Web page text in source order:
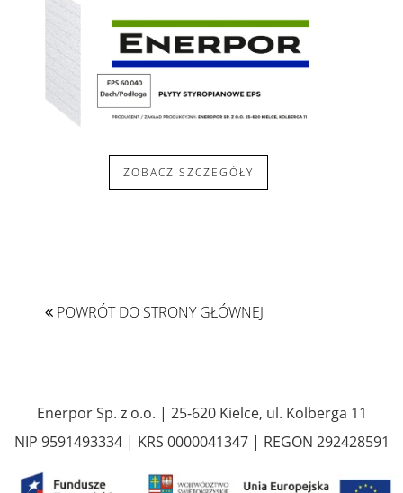
ZOBACZ SZCZEGÓŁY
POWRÓT DO STRONY GŁÓWNEJ
Enerpor Sp. z o.o. | 25-620 Kielce, ul. Kolberga 11
NIP 9591493334 | KRS 0000041347 | REGON 292428591